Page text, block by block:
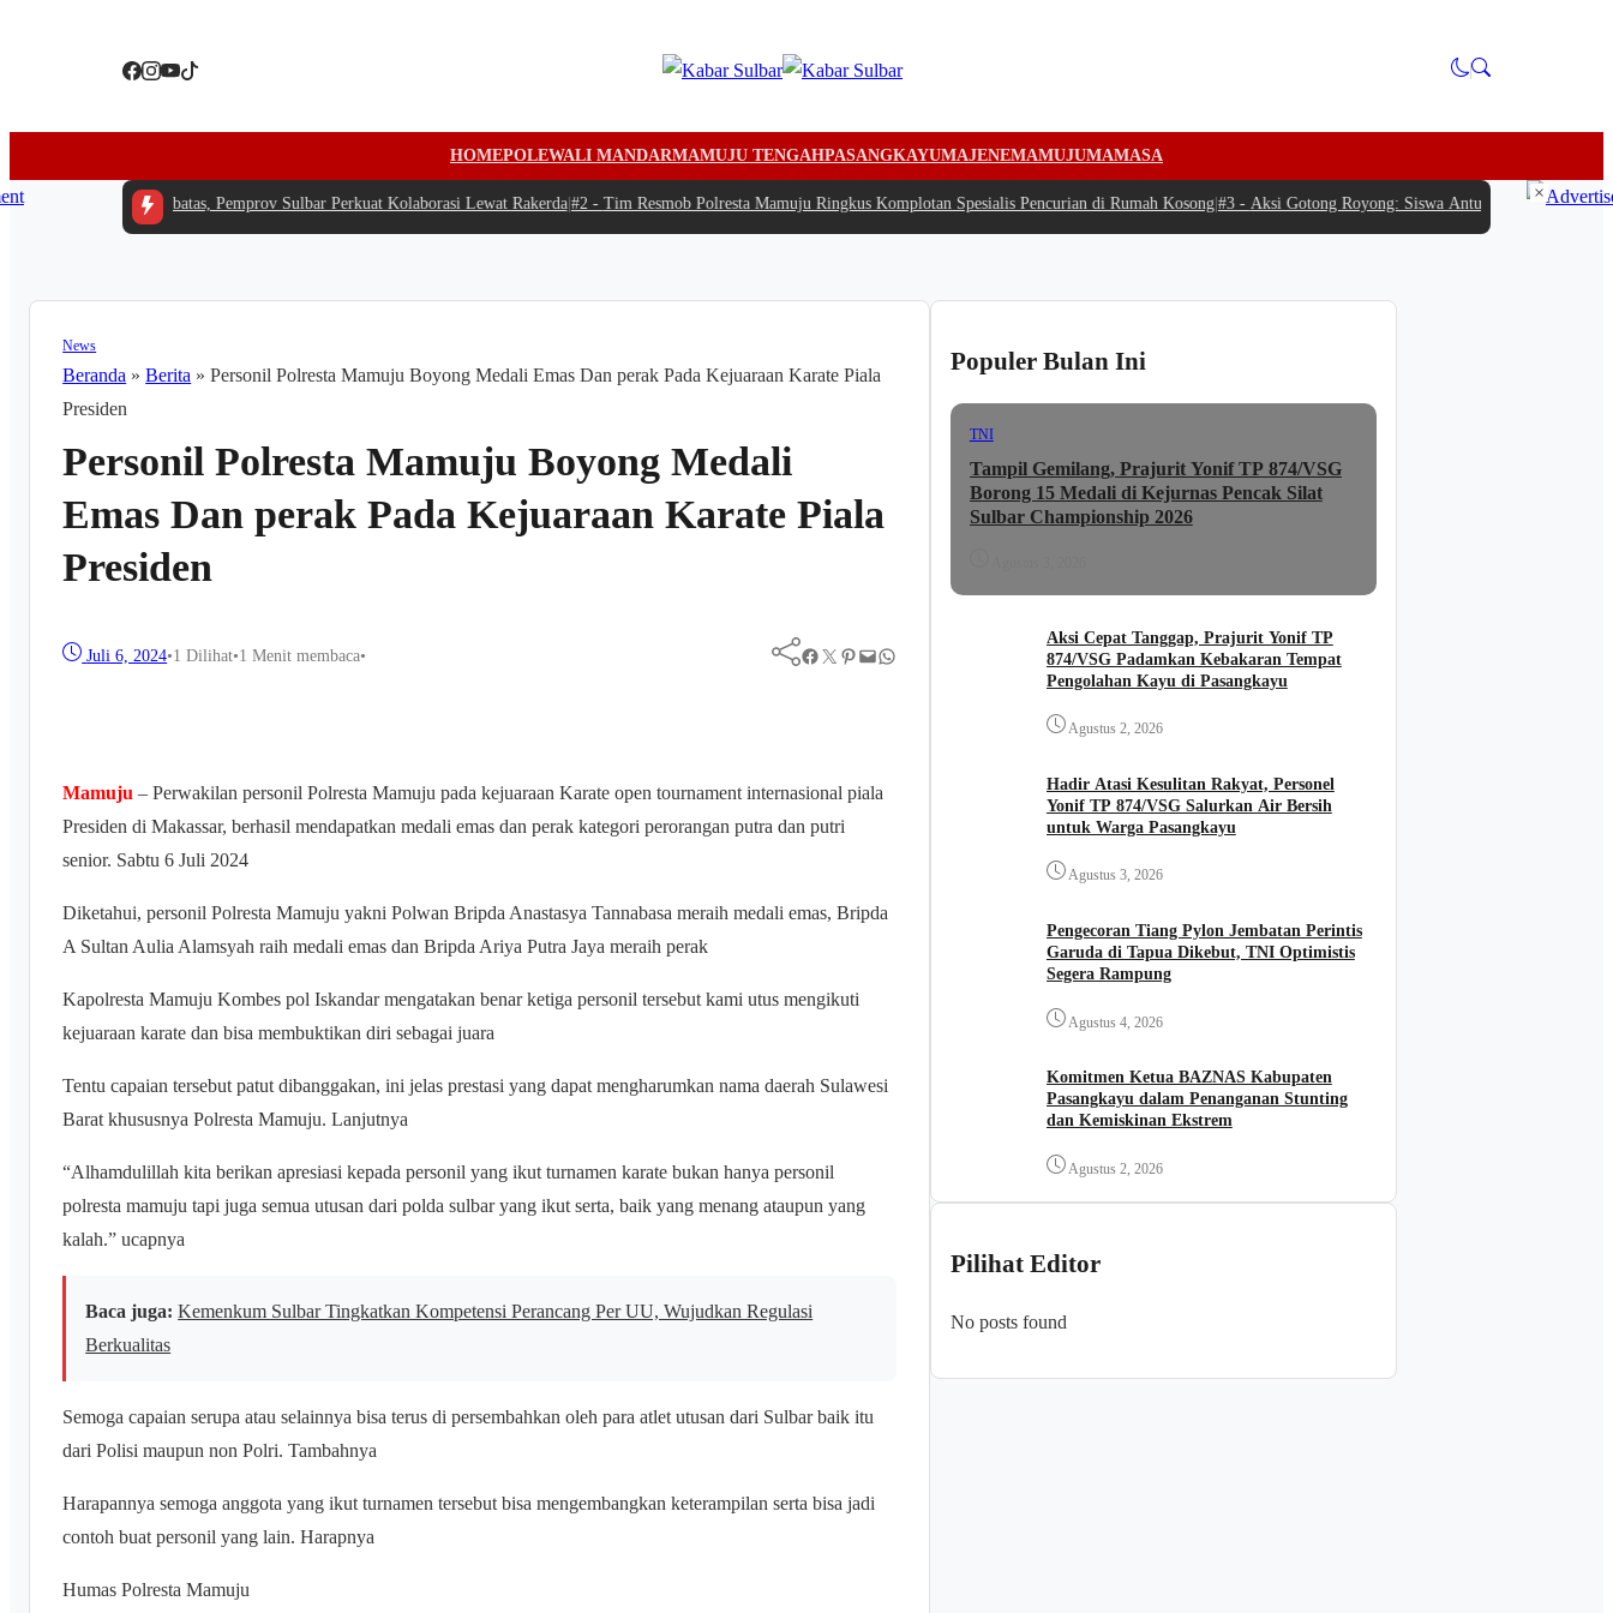
HOMEPOLEWALI MANDARMAMUJU TENGAHPASANGKAYUMAJENEMAMUJUMAMASA
Anggaran Terbatas, Pemprov Sulbar Perkuat Kolaborasi Lewat Rakerda|#2 -Tim Resmob Polresta Mamuju Ringkus Komplotan Spesialis Pencurian di Rumah Kosong|#3 -Aksi Gotong Royong: Siswa Antusias Bantu SPPG
News
Beranda »Berita »Personil Polresta Mamuju Boyong Medali Emas Dan perak Pada Kejuaraan Karate Piala
Presiden
Personil Polresta Mamuju Boyong Medali
Emas Dan perak Pada Kejuaraan Karate Piala
Presiden
Juli 6, 2024•1Dilihat•1 Menit membaca• Facebook Twitter Pinterest Mail WhatsApp
Mamuju – Perwakilan personil Polresta Mamuju pada kejuaraan Karate open tournament internasional piala
Presiden di Makassar, berhasil mendapatkan medali emas dan perak kategori perorangan putra dan putri
senior. Sabtu 6 Juli 2024
Diketahui, personil Polresta Mamuju yakni Polwan Bripda Anastasya Tannabasa meraih medali emas, Bripda
A Sultan Aulia Alamsyah raih medali emas dan Bripda Ariya Putra Jaya meraih perak
Kapolresta Mamuju Kombes pol Iskandar mengatakan benar ketiga personil tersebut kami utus mengikuti
kejuaraan karate dan bisa membuktikan diri sebagai juara
Tentu capaian tersebut patut dibanggakan, ini jelas prestasi yang dapat mengharumkan nama daerah Sulawesi
Barat khususnya Polresta Mamuju. Lanjutnya
“Alhamdulillah kita berikan apresiasi kepada personil yang ikut turnamen karate bukan hanya personil
polresta mamuju tapi juga semua utusan dari polda sulbar yang ikut serta, baik yang menang ataupun yang
kalah.” ucapnya
Baca juga: Kemenkum Sulbar Tingkatkan Kompetensi Perancang Per UU, Wujudkan Regulasi
Berkualitas
Semoga capaian serupa atau selainnya bisa terus di persembahkan oleh para atlet utusan dari Sulbar baik itu
dari Polisi maupun non Polri. Tambahnya
Harapannya semoga anggota yang ikut turnamen tersebut bisa mengembangkan keterampilan serta bisa jadi
contoh buat personil yang lain. Harapnya
Humas Polresta Mamuju
Populer Bulan Ini
TNI
Tampil Gemilang, Prajurit Yonif TP 874/VSG
Borong 15 Medali di Kejurnas Pencak Silat
Sulbar Championship 2026
Aksi Cepat Tanggap, Prajurit Yonif TP
874/VSG Padamkan Kebakaran Tempat
Pengolahan Kayu di Pasangkayu
Agustus 2, 2026
Hadir Atasi Kesulitan Rakyat, Personel
Yonif TP 874/VSG Salurkan Air Bersih
untuk Warga Pasangkayu
Agustus 3, 2026
Pengecoran Tiang Pylon Jembatan Perintis
Garuda di Tapua Dikebut, TNI Optimistis
Segera Rampung
Agustus 4, 2026
Komitmen Ketua BAZNAS Kabupaten
Pasangkayu dalam Penanganan Stunting
dan Kemiskinan Ekstrem
Agustus 2, 2026
Pilihat Editor
No posts found
×